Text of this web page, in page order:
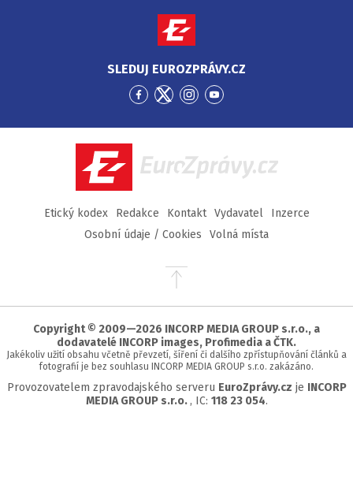
SLEDUJ EUROZPRÁVY.CZ
Přejít
Facebook
Přejít
Twitter
Přejít
Instagram
Přejít
YouTube
EuroZprávy.cz
Etický kodex Redakce Kontakt Vydavatel
Inzerce
Osobní údaje / Cookies
Volná místa
Přejít
stránky
Copyright © 2009—2026 INCORP MEDIA GROUP s.r.o., a
dodavatelé INCORP images, Profimedia a ČTK.
Jakékoliv užití obsahu včetně převzetí, šíření či dalšího zpřístupňování článků a
fotografií je bez souhlasu INCORP MEDIA GROUP s.r.o. zakázáno.
Provozovatelem zpravodajského serveru EuroZprávy.cz je INCORP
MEDIA GROUP s.r.o. , IC: 118 23 054.